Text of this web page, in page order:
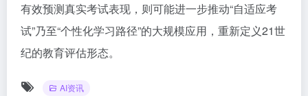
有效预测真实考试表现，则可能进一步推动“自适应考
试”乃至“个性化学习路径”的大规模应用，重新定义21世
纪的教育评估形态。
AI资讯